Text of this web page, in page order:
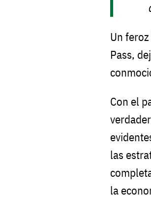
Un
Pass,
Con el
las
la